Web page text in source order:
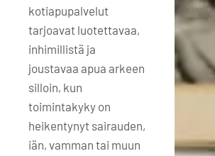
kotiapupalvelut
tarjoavat luotettavaa,
inhimillistä ja
joustavaa apua arkeen
silloin, kun
toimintakyky on
heikentynyt sairauden,
iän, vamman tai muun